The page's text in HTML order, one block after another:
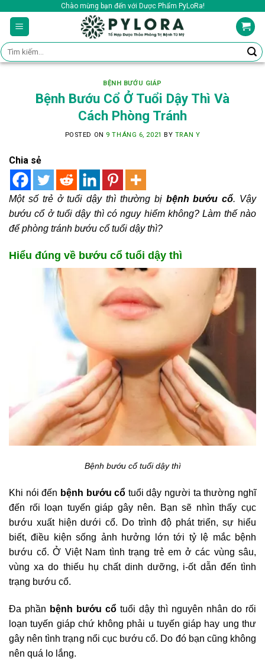
content
Chào mừng bạn đến với Dược Phẩm PyLoRa!
Tìm
kiếm:
BỆNH BƯỚU GIÁP
Bệnh Bướu Cổ Ở Tuổi Dậy Thì Và
Cách Phòng Tránh
POSTED ON 9 THÁNG 6, 2021 BY TRAN Y
Chia sẻ
Một số trẻ ở tuổi dậy thì thường bị bệnh bướu cổ. Vậy
bướu cổ ở tuổi dậy thì có nguy hiểm không? Làm thế nào
để phòng tránh bướu cổ tuổi dậy thì?
Hiểu đúng về bướu cổ tuổi dậy thì
Bệnh bướu cổ tuổi dậy thì
Khi nói đến bệnh bướu cổ tuổi dậy người ta thường nghĩ
đến rối loạn tuyến giáp gây nên. Bạn sẽ nhìn thấy cục
bướu xuất hiện dưới cổ. Do trình độ phát triển, sự hiểu
biết, điều kiện sống ảnh hưởng lớn tới tỷ lệ mắc bệnh
bướu cổ. Ở Việt Nam tình trạng trẻ em ở các vùng sâu,
vùng xa do thiếu hụ chất dinh dưỡng, i-ốt dẫn đến tình
trạng bướu cổ.
Đa phần bệnh bướu cổ tuổi dậy thì nguyên nhân do rối
loạn tuyến giáp chứ không phải u tuyến giáp hay ung thư
gây nên tình trạng nổi cục bướu cổ. Do đó bạn cũng không
nên quá lo lắng.